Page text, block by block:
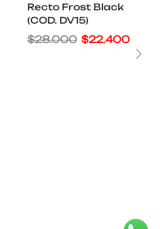
Recto Frost Black
(COD. DV15)
$28.000 $22.400